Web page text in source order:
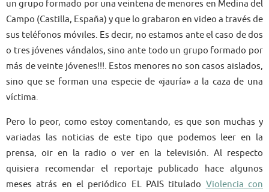
un grupo formado por una veintena de menores en Medina del
Campo (Castilla, España) y que lo grabaron en video a través de
sus teléfonos móviles. Es decir, no estamos ante el caso de dos
o tres jóvenes vándalos, sino ante todo un grupo formado por
más de veinte jóvenes!!!. Estos menores no son casos aislados,
sino que se forman una especie de «jauría» a la caza de una
víctima.
Pero lo peor, como estoy comentando, es que son muchas y
variadas las noticias de este tipo que podemos leer en la
prensa, oir en la radio o ver en la televisión. Al respecto
quisiera recomendar el reportaje publicado hace algunos
meses atrás en el periódico EL PAIS titulado Violencia con